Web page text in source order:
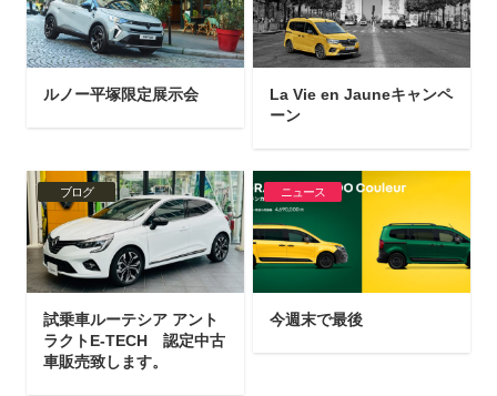
ルノー平塚限定展示会
La Vie en Jauneキャンペ
ーン
ブログ
試乗車ルーテシア アント
ラクトE-TECH 認定中古
車販売致します。
ニュース
今週末で最後